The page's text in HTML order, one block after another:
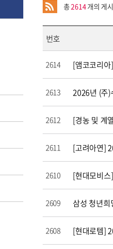
총2614개의 게
번호
2614 [앰코코리
2613 2026년 (주)
2612 [경농 및 계
2611 [고려아연]
2610 [현대모비
2609 삼성 청년
2608 [현대로템]